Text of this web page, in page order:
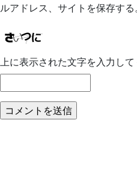
ルアドレス、サイトを保存する
上に表示された文字を入力して